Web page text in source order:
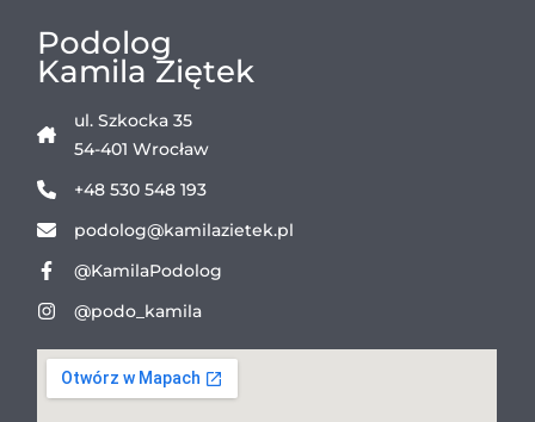
Podolog
Kamila Ziętek
ul. Szkocka 35
54-401 Wrocław
+48 530 548 193
podolog@kamilazietek.pl
@KamilaPodolog
@podo_kamila